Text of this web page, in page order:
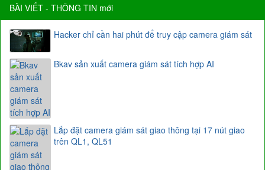
BÀI VIẾT - THÔNG TIN mới
Hacker chỉ cần hai phút để truy cập camera giám sát
Bkav sản xuất camera giám sát tích hợp AI
Lắp đặt camera giám sát giao thông tại 17 nút giao
trên QL1, QL51